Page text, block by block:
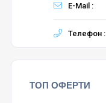
E-Mail :
Телефон :
ТОП ОФЕРТИ